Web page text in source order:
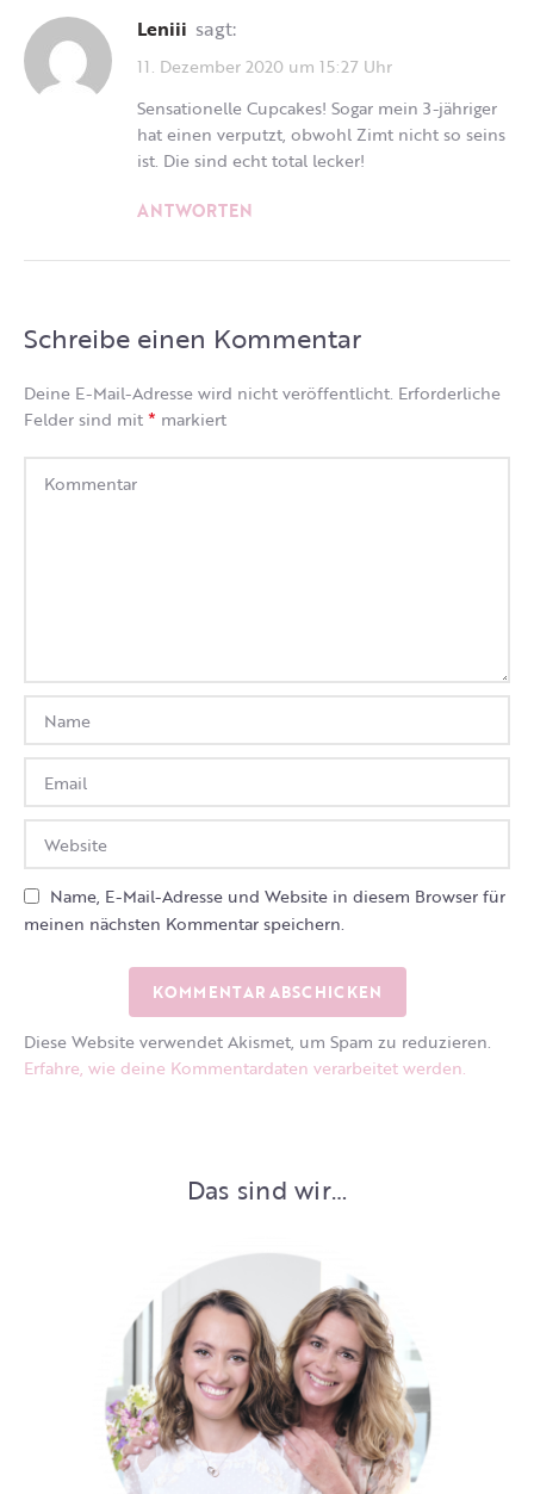
Leniii sagt:
11. Dezember 2020 um 15:27 Uhr
Sensationelle Cupcakes! Sogar mein 3-jähriger
hat einen verputzt, obwohl Zimt nicht so seins
ist. Die sind echt total lecker!
ANTWORTEN
Schreibe einen Kommentar
Deine E-Mail-Adresse wird nicht veröffentlicht. Erforderliche
Felder sind mit* markiert
Name, E-Mail-Adresse und Website in diesem Browser für
meinen nächsten Kommentar speichern.
Diese Website verwendet Akismet, um Spam zu reduzieren.
Erfahre, wie deine Kommentardaten verarbeitet werden.
Das sind wir…